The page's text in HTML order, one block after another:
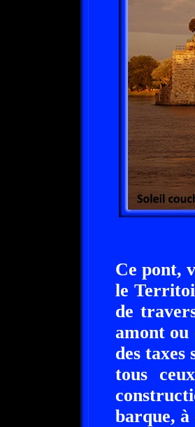
Ce pont,
le
de
amont ou
des
tous
barque,